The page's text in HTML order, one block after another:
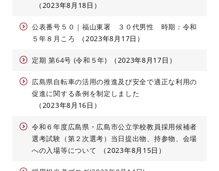
2023年8月18日
公表番号５０｜福山東署 ３０代男性 時期：令和
５年８月ころ
2023年8月17日
定期 第64号 (令和５年) 2023年8月17日
広島県自転車の活用の推進及び安全で適正な利用の
促進に関する条例を制定しました
2023年8月16日
令和６年度広島県・広島市公立学校教員採用候補者
選考試験（第２次選考）当日提出物、持参物、会場
への入場等について
2023年8月15日